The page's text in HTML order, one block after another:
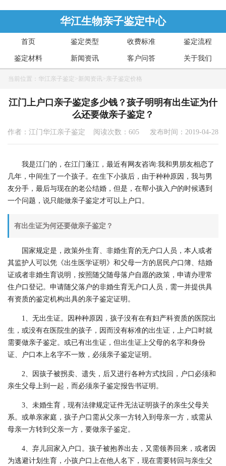
华江生物亲子鉴定中心
首页 鉴定类型 收费标准 鉴定流程
鉴定材料 新闻资讯 客户问答 关于我们
当前位置： 华江亲子鉴定 >新闻资讯 >亲子鉴定价格
江门上户口亲子鉴定多少钱？孩子明明有出生证为什
么还要做亲子鉴定？
作者：江门华江亲子鉴定 阅读次数：605 发布时间：2019-04-28
我是江门的，在江门蓬江，最近有网友咨询:我和男朋友相恋了
几年，中间生了一个孩子。在生下小孩后，由于种种原因，我与男
友分手，最后与现在的老公结婚，但是，在帮小孩入户的时候遇到
一个问题，说只能做亲子鉴定才可以上户口。
有出生证为何还要做亲子鉴定？
国家规定是，政策外生育、非婚生育的无户口人员，本人或者
其监护人可以凭《出生医学证明》和父母一方的居民户口簿、结婚
证或者非婚生育说明，按照随父随母落户自愿的政策，申请办理常
住户口登记。申请随父落户的非婚生育无户口人员，需一并提供具
有资质的鉴定机构出具的亲子鉴定证明。
1、无出生证。因种种原因，孩子没有在有妇产科资质的医院出
生，或没有在医院生的孩子，因而没有标准的出生证，上户口时就
需要做亲子鉴定。或已有出生证，但出生证上父母的名字和身份
证、户口本上名字不一致，必须亲子鉴定证明。
2、因孩子被拐卖、遗失，后又进行各种方式找回，户口必须和
亲生父母上到一起，而必须亲子鉴定报告书证明。
3、未婚生育，现有法律规定证件无法证明孩子的亲生父母关
系。或单亲家庭，孩子户口需从父亲一方转入到母亲一方，或需从
母亲一方转到父亲一方，要做亲子鉴定。
4、弃儿回家入户口。孩子被抱养出去，又需领养回来，或者因
为逃避计划生育，小孩户口上在他人名下，现在需要转回与亲生父